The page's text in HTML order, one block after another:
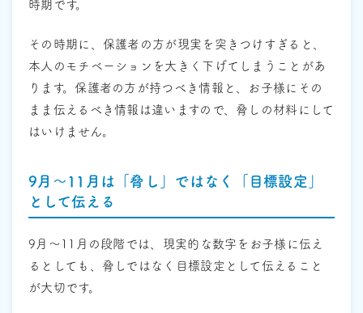
時期です。
その時期に、保護者の方が現実を突きつけすぎると、
本人のモチベーションを大きく下げてしまうことがあ
ります。保護者の方が持つべき情報と、お子様にその
まま伝えるべき情報は違いますので、脅しの材料にして
はいけません。
9月〜11月は「脅し」ではなく「目標設定」
として伝える
9月〜11月の段階では、現実的な数字をお子様に伝え
るとしても、脅しではなく目標設定として伝えること
が大切です。